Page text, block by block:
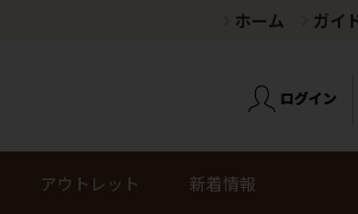
ホーム ガイ
アウトレット 新着情報